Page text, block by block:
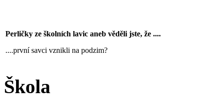
Perličky ze školních lavic aneb věděli jste, že ....
....první savci vznikli na podzim?
Škola